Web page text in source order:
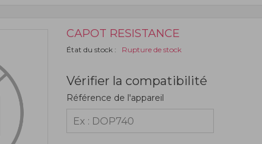
CAPOT RESISTANCE
État du stock : Rupture de stock
Vérifier la compatibilité
Référence de l'appareil